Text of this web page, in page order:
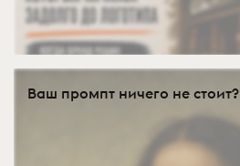
Ваш промпт ничего не стоит?